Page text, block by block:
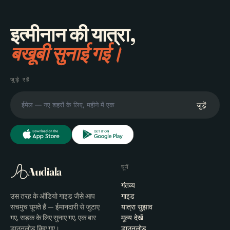
इत्मीनान की यात्रा,
बखूबी सुनाई गई।
जुड़े रहें
जुड़ें
Audiala
उस तरह के ऑडियो गाइड जैसे आप
सचमुच घूमते हैं — ईमानदारी से जुटाए
गए, सड़क के लिए सुनाए गए, एक बार
घूमें
गंतव्य
गाइड
यात्रा सुझाव
मूल्य देखें
डाउनलोड